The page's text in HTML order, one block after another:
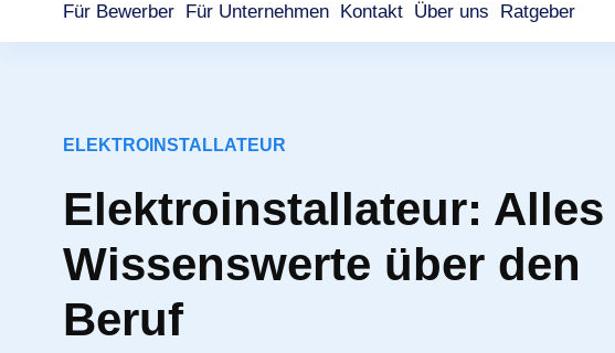
Für Bewerber Für Unternehmen Kontakt Über uns Ratgeber
ELEKTROINSTALLATEUR
Elektroinstallateur: Alles
Wissenswerte über den
Beruf